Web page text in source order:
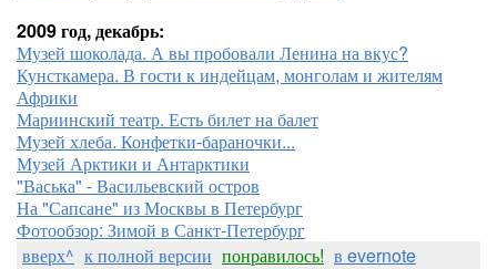
2009 год, декабрь:
Музей шоколада. А вы пробовали Ленина на вкус?
Кунсткамера. В гости к индейцам, монголам и жителям
Африки
Мариинский театр. Есть билет на балет
Музей хлеба. Конфетки-бараночки...
Музей Арктики и Антарктики
"Васька" - Васильевский остров
На "Сапсане" из Москвы в Петербург
Фотообзор: Зимой в Санкт-Петербург
вверх^ к полной версии понравилось! в evernote